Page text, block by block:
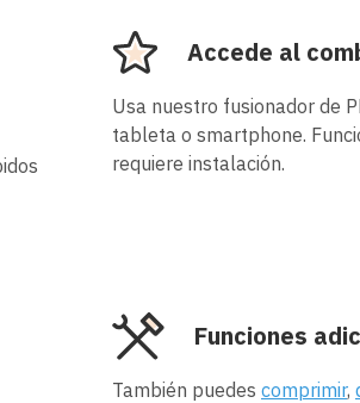
Accede al
Usa nuestro fusionador de
tableta o smartphone.
requiere instalación.
Funciones
También puedes comprimir,